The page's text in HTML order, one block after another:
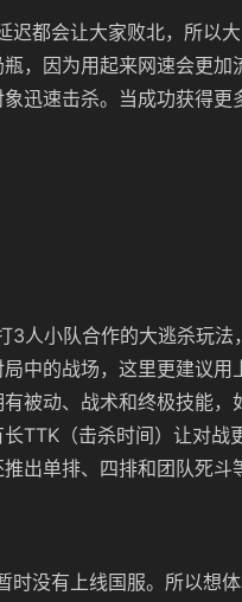
都会让大家败北，所以
，因为用起来网速会更加
迅速击杀。当成功获得更
3人小队合作的大逃杀玩
中的战场，这里更建议用
被动、战术和终极技能，
TTK（击杀时间）让对战
出单排、四排和团队死斗
没有上线国服。所以想